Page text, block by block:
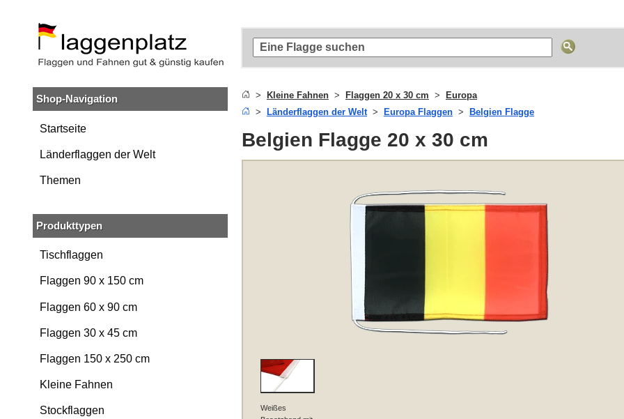
Hauptinhalt
springen
Suche
Zur
Navigation
springen
Shop-Navigation
Startseite
Länderflaggen der Welt
Themen
Produkttypen
Tischflaggen
Flaggen 90 x 150 cm
Flaggen 60 x 90 cm
Flaggen 30 x 45 cm
Flaggen 150 x 250 cm
Kleine Fahnen
Stockflaggen
Kleine Fahnen Flaggen 20 x 30 cm
Europa
Länderflaggen der Welt
Europa Flaggen Belgien Flagge
Belgien Flagge 20 x 30 cm
Weißes